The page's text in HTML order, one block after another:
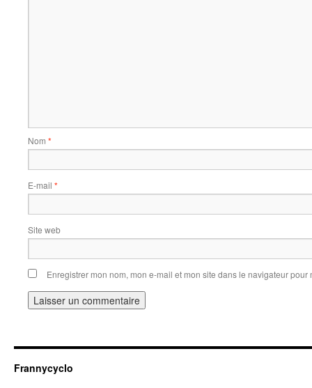
Nom *
E-mail *
Site web
Enregistrer mon nom, mon e-mail et mon site dans le navigateur
Frannycyclo